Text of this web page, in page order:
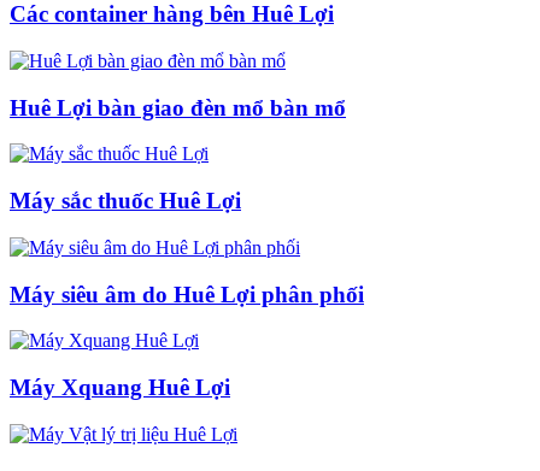
Các container hàng bên Huê Lợi
Huê Lợi bàn giao đèn mổ bàn mổ
Máy sắc thuốc Huê Lợi
Máy siêu âm do Huê Lợi phân phối
Máy Xquang Huê Lợi